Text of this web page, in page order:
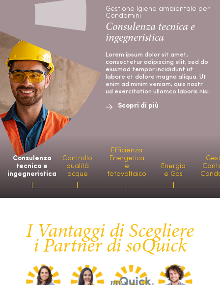
Gestione Igiene ambientale per
Condomini
Consulenza tecnica e
ingegneristica
Lorem ipsum dolor sit amet,
consectetur adipiscing elit, sed do
eiusmod tempor incididunt ut
labore et dolore magna aliqua. Ut
enim ad minim veniam, quis nostr
ud exercitation ullamco laboris nisi.
Scopri di più
Consulenza
tecnica e
ingegneristica
Controllo
qualità
acque
Efficienza
Energetica
e
fotovoltaico
Energia
e Gas
I Vantaggi di Scegliere
i Partner di soQuick